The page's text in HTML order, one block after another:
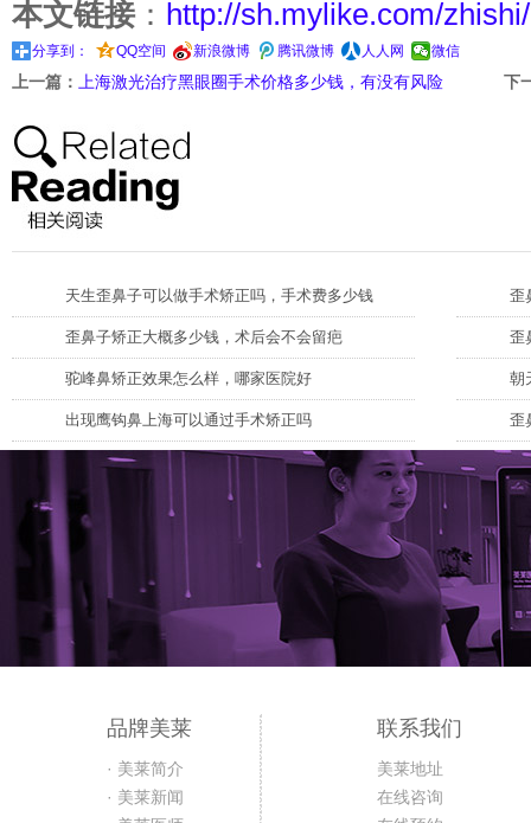
本文链接： http://sh.mylike.com/
分享到： QQ空间 新浪微博 腾讯微博 人人网 微信
上一篇： 上海激光治疗黑眼圈手术价格多少钱，有没有风险 下
天生歪鼻子可以做手术矫正吗，手术费多少钱 歪
歪鼻子矫正大概多少钱，术后会不会留疤 歪
驼峰鼻矫正效果怎么样，哪家医院好 朝
出现鹰钩鼻上海可以通过手术矫正吗 歪
品牌美莱
· 美莱简介
· 美莱新闻
联系我们
美莱地址
在线咨询